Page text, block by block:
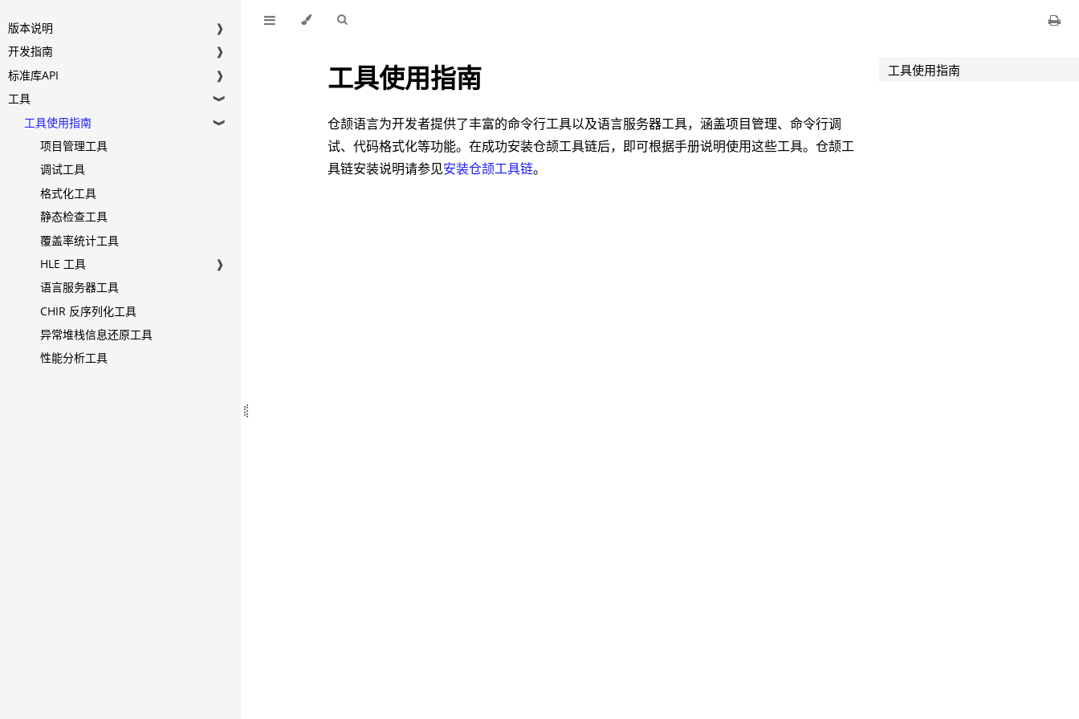
版本说明
❱
开发指南
❱
标准库API
❱
工具
❱
工具使用指南 ❱
项目管理工具
调试工具
格式化工具
静态检查工具
覆盖率统计工具
HLE 工具
❱
语言服务器工具
CHIR 反序列化工具
异常堆栈信息还原工具
性能分析工具
工具使用指南
仓颉语言为开发者提供了丰富的命令行工具以及语言服务器工具，涵盖项目管理、命令行调
试、代码格式化等功能。在成功安装仓颉工具链后，即可根据手册说明使用这些工具。仓颉工
具链安装说明请参见安装仓颉工具链。
工具使用指南